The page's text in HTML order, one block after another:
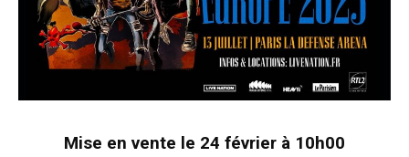
Mise en vente le 24 février à 10h00